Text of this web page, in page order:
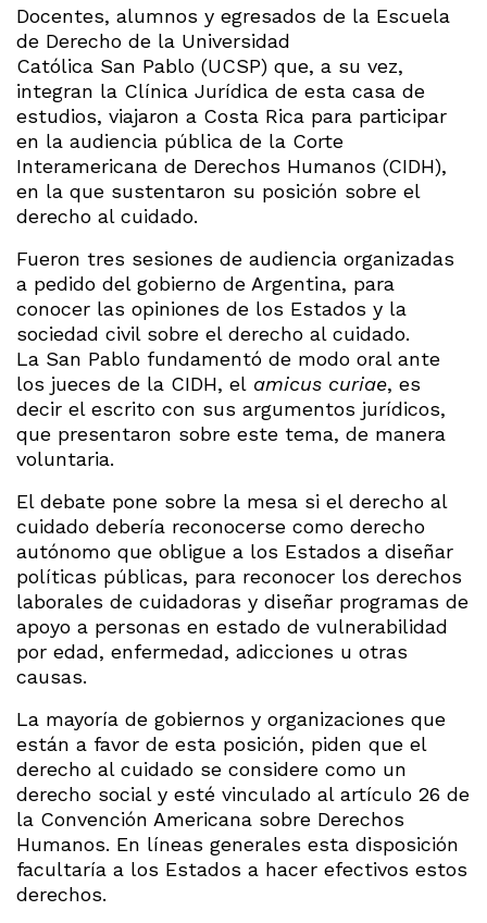
Docentes, alumnos y egresados de la Escuela
de Derecho de la Universidad
Católica San Pablo (UCSP) que, a su vez,
integran la Clínica Jurídica de esta casa de
estudios, viajaron a Costa Rica para participar
en la audiencia pública de la Corte
Interamericana de Derechos Humanos (CIDH),
en la que sustentaron su posición sobre el
derecho al cuidado.
Fueron tres sesiones de audiencia organizadas
a pedido del gobierno de Argentina, para
conocer las opiniones de los Estados y la
sociedad civil sobre el derecho al cuidado.
La San Pablo fundamentó de modo oral ante
los jueces de la CIDH, el amicus curiae, es
decir el escrito con sus argumentos jurídicos,
que presentaron sobre este tema, de manera
voluntaria.
El debate pone sobre la mesa si el derecho al
cuidado debería reconocerse como derecho
autónomo que obligue a los Estados a diseñar
políticas públicas, para reconocer los derechos
laborales de cuidadoras y diseñar programas de
apoyo a personas en estado de vulnerabilidad
por edad, enfermedad, adicciones u otras
causas.
La mayoría de gobiernos y organizaciones que
están a favor de esta posición, piden que el
derecho al cuidado se considere como un
derecho social y esté vinculado al artículo 26 de
la Convención Americana sobre Derechos
Humanos. En líneas generales esta disposición
facultaría a los Estados a hacer efectivos estos
derechos.